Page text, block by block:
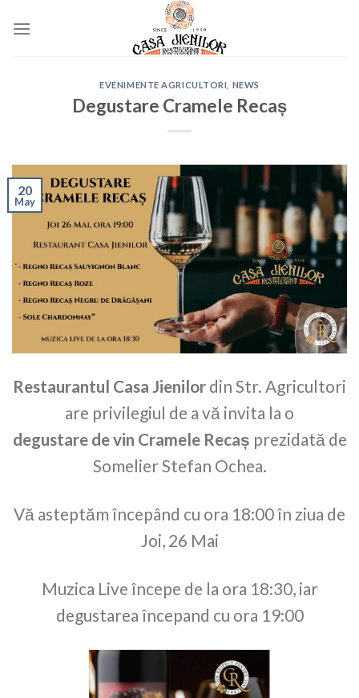
EVENIMENTE AGRICULTORI NEWS
Degustare Cramele Recaș
20
May
Restaurantul Casa Jienilor din Str. Agricultori
are privilegiul de a vă invita la o
degustare de vin Cramele Recaș prezidată de
Somelier Stefan Ochea.
Vă asteptăm începând cu ora 18:00 în ziua de
Joi, 26 Mai
Muzica Live începe de la ora 18:30, iar
degustarea începand cu ora 19:00